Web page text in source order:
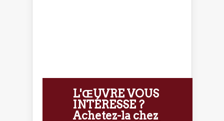
L'ŒUVRE VOUS
INTÉRESSE ?
Achetez-la chez